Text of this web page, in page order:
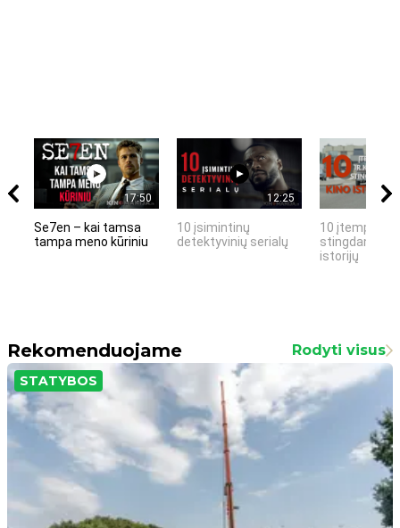
17:50
Se7en – kai tamsa
tampa meno kūriniu
12:25
10 įsimintinų
detektyvinių serialų
10 įtemptų,
stingdančių
istorijų
Rekomenduojame Rodyti visus
STATYBOS